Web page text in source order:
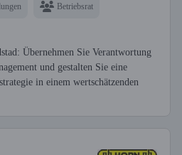
Betriebsrat
Übernehmen Sie Verantwortung
und gestalten Sie eine
in einem wertschätzenden